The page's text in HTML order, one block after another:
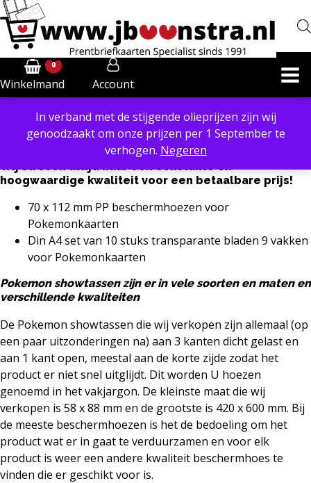
In verband met de stijgende olieprijzen zijn wij
genoodzaakt om onze prijzen per 1 September te
verhogen. Negeren
0
Winkelmand Account
Powered by Translate
Bij ons vindt u verschillende Pokemon showtassen en
opbergsystemen voor talloze doeleinden.
Wij streven altijd naar een constante en
hoogwaardige kwaliteit voor een betaalbare prijs!
70 x 112 mm PP beschermhoezen voor
Pokemonkaarten
Din A4 set van 10 stuks transparante bladen 9 vakken
voor Pokemonkaarten
Pokemon showtassen zijn er in vele soorten en maten en
verschillende kwaliteiten
De Pokemon showtassen die wij verkopen zijn allemaal (op
een paar uitzonderingen na) aan 3 kanten dicht gelast en
aan 1 kant open, meestal aan de korte zijde zodat het
product er niet snel uitglijdt. Dit worden U hoezen
genoemd in het vakjargon. De kleinste maat die wij
verkopen is 58 x 88 mm en de grootste is 420 x 600 mm. Bij
de meeste beschermhoezen is het de bedoeling om het
product wat er in gaat te verduurzamen en voor elk
product is weer een andere kwaliteit beschermhoes te
vinden die er geschikt voor is.